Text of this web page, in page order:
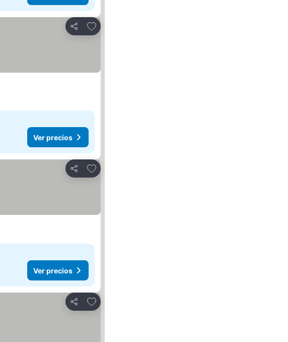
Compartir
Añadir a favoritos
Ver precios
Compartir
Añadir a favoritos
Ver precios
Compartir
Añadir a favoritos